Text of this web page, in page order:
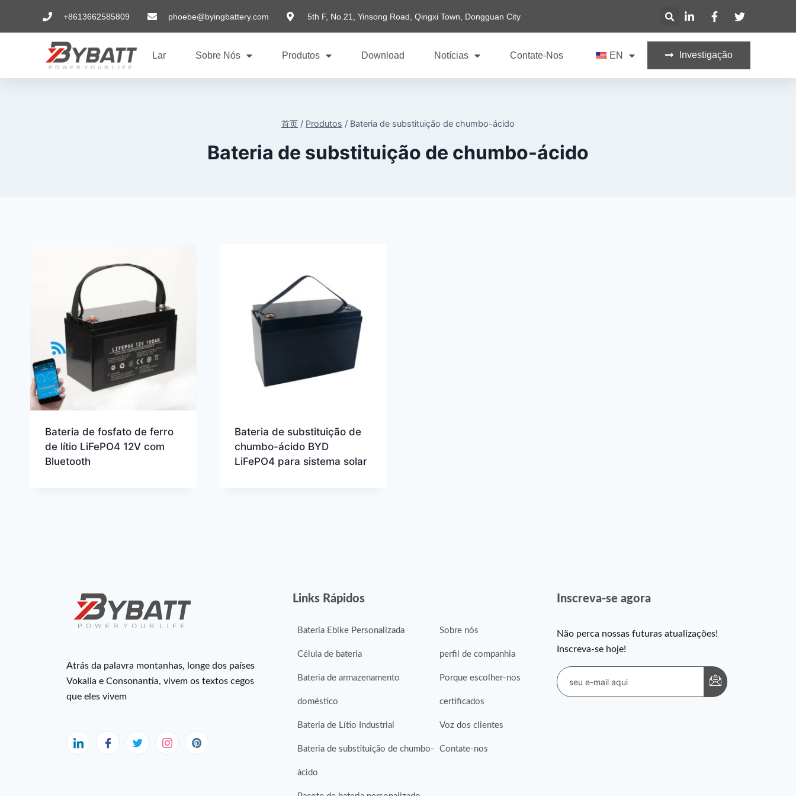
+8613662585809 phoebe@byingbattery.com 5th F, No.21, Yinsong Road, Qingxi Town, Dongguan City
Lar Sobre Nós Produtos Download Notícias Contate-Nos EN Investigação
首页 / Produtos / Bateria de substituição de chumbo-ácido
Bateria de substituição de chumbo-ácido
Bateria de fosfato de ferro
de lítio LiFePO4 12V com
Bluetooth
Bateria de substituição de
chumbo-ácido BYD
LiFePO4 para sistema solar
Atrás da palavra montanhas, longe dos países
Vokalia e Consonantia, vivem os textos cegos
que eles vivem
Links Rápidos
Bateria Ebike Personalizada
Célula de bateria
Bateria de armazenamento
doméstico
Bateria de Lítio Industrial
Bateria de substituição de chumbo-
ácido
Sobre nós
perfil de companhia
Porque escolher-nos
certificados
Voz dos clientes
Contate-nos
Inscreva-se agora
Não perca nossas futuras atualizações!
Inscreva-se hoje!